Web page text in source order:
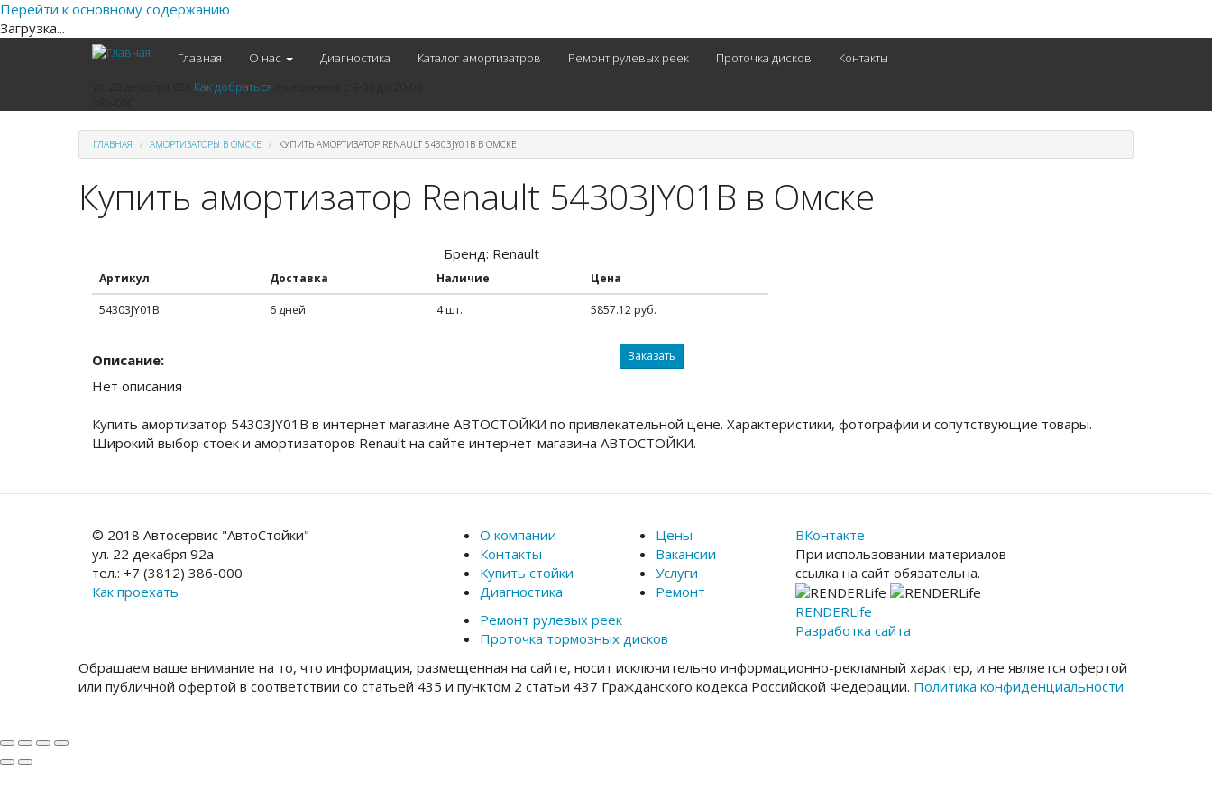
Перейти к основному содержанию
Загрузка...
Главная О нас Диагностика Каталог амортизатров Ремонт рулевых реек Проточка дисков
Контакты
Как добраться
ГЛАВНАЯ АМОРТИЗАТОРЫ В ОМСКЕ КУПИТЬ АМОРТИЗАТОР RENAULT 54303JY01B В ОМСКЕ
Купить амортизатор Renault 54303JY01B в Омске
Бренд: Renault
Артикул Доставка Наличие Цена
54303JY01B 6 дней 4 шт. 5857.12 руб.
Описание:
Нет описания
Заказать
Купить амортизатор 54303JY01B в интернет магазине АВТОСТОЙКИ по привлекательной цене. Характеристики, фотографии и сопутствующие товары.
Широкий выбор стоек и амортизаторов Renault на сайте интернет-магазина АВТОСТОЙКИ.
© 2018 Автосервис "АвтоСтойки"
ул. 22 декабря 92а
тел.: +7 (3812) 386-000
Как проехать
О компании
Контакты
Купить стойки
Диагностика
Цены
Вакансии
Услуги
Ремонт
Ремонт рулевых реек
Проточка тормозных дисков
ВКонтакте
При использовании материалов
ссылка на сайт обязательна.
RENDERLife
Разработка сайта
Обращаем ваше внимание на то, что информация, размещенная на сайте, носит исключительно информационно-рекламный характер, и не является офертой
или публичной офертой в соответствии со статьей 435 и пунктом 2 статьи 437 Гражданского кодекса Российской Федерации. Политика конфиденциальности